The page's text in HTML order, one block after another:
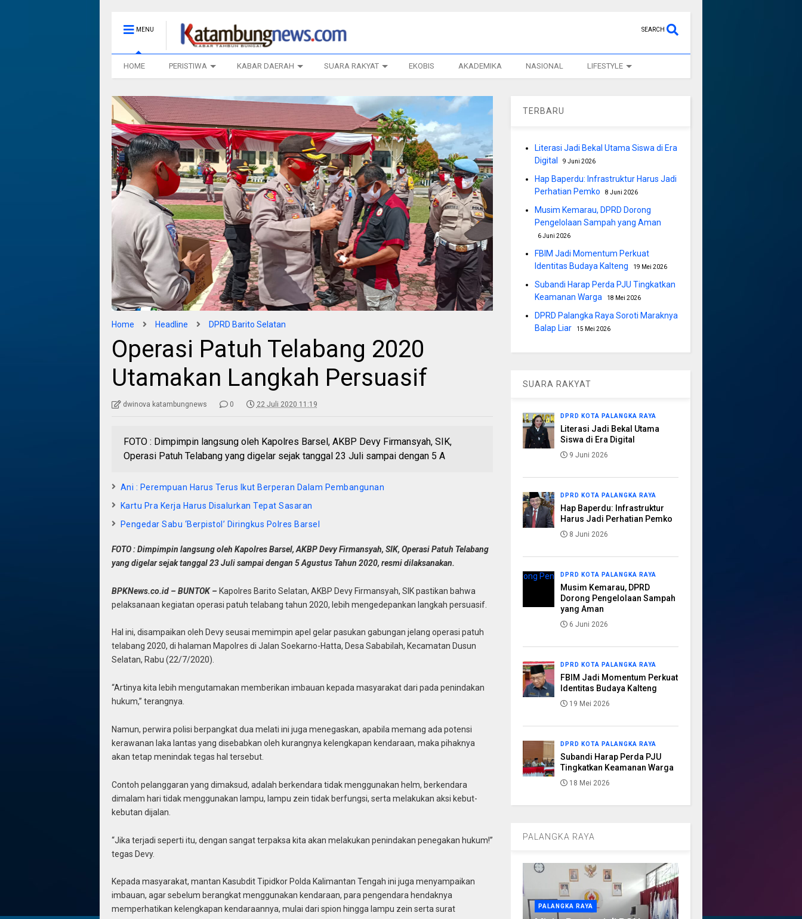
MENU SEARCH
HOME PERISTIWA KABAR DAERAH SUARA RAKYAT EKOBIS AKADEMIKA NASIONAL LIFESTYLE
Home Headline DPRD Barito Selatan
Operasi Patuh Telabang 2020
Utamakan Langkah Persuasif
dwinova katambungnews 0 22 Juli 2020 11:19
FOTO : Dimpimpin langsung oleh Kapolres Barsel, AKBP Devy Firmansyah, SIK,
Operasi Patuh Telabang yang digelar sejak tanggal 23 Juli sampai dengan 5 A
Ani : Perempuan Harus Terus Ikut Berperan Dalam Pembangunan
Kartu Pra Kerja Harus Disalurkan Tepat Sasaran
Pengedar Sabu ‘Berpistol’ Diringkus Polres Barsel
FOTO : Dimpimpin langsung oleh Kapolres Barsel, AKBP Devy Firmansyah, SIK, Operasi Patuh Telabang
yang digelar sejak tanggal 23 Juli sampai dengan 5 Agustus Tahun 2020, resmi dilaksanakan.
BPKNews.co.id – BUNTOK – Kapolres Barito Selatan, AKBP Devy Firmansyah, SIK pastikan bahwa
pelaksanaan kegiatan operasi patuh telabang tahun 2020, lebih mengedepankan langkah persuasif.
Hal ini, disampaikan oleh Devy seusai memimpin apel gelar pasukan gabungan jelang operasi patuh
telabang 2020, di halaman Mapolres di Jalan Soekarno-Hatta, Desa Sababilah, Kecamatan Dusun
Selatan, Rabu (22/7/2020).
“Artinya kita lebih mengutamakan memberikan imbauan kepada masyarakat dari pada penindakan
hukum,” terangnya.
Namun, perwira polisi berpangkat dua melati ini juga menegaskan, apabila memang ada potensi
kerawanan laka lantas yang disebabkan oleh kurangnya kelengkapan kendaraan, maka pihaknya
akan tetap menindak tegas hal tersebut.
Contoh pelanggaran yang dimaksud, adalah berkendara tidak menggunakan helm, berkendara
dimalam hari tidak menggunakan lampu, lampu zein tidak berfungsi, serta melakukan aksi kebut-
kebutan dijalan.
“Jika terjadi seperti itu, dengan sangat terpaksa kita akan melakukan penindakan penegakan hukum!”
tegas Devy.
Kepada masyarakat, mantan Kasubdit Tipidkor Polda Kalimantan Tengah ini juga menyampaikan
imbauan, agar sebelum berangkat menggunakan kendaraan, para pengendara hendaknya
memperhatikan kelengkapan kendaraannya, mulai dari spion hingga lampu zein serta surat
TERBARU
Literasi Jadi Bekal Utama Siswa di Era
Digital
9 Juni 2026
Hap Baperdu: Infrastruktur Harus Jadi
Perhatian Pemko
8 Juni 2026
Musim Kemarau, DPRD Dorong
Pengelolaan Sampah yang Aman
6 Juni 2026
FBIM Jadi Momentum Perkuat
Identitas Budaya Kalteng
19 Mei 2026
Subandi Harap Perda PJU Tingkatkan
Keamanan Warga
18 Mei 2026
DPRD Palangka Raya Soroti Maraknya
Balap Liar
15 Mei 2026
SUARA RAKYAT
DPRD KOTA PALANGKA RAYA
Literasi Jadi Bekal Utama
Siswa di Era Digital
9 Juni 2026
DPRD KOTA PALANGKA RAYA
Hap Baperdu: Infrastruktur
Harus Jadi Perhatian Pemko
8 Juni 2026
DPRD KOTA PALANGKA RAYA
Musim Kemarau, DPRD
Dorong Pengelolaan Sampah
yang Aman
6 Juni 2026
DPRD KOTA PALANGKA RAYA
FBIM Jadi Momentum Perkuat
Identitas Budaya Kalteng
19 Mei 2026
DPRD KOTA PALANGKA RAYA
Subandi Harap Perda PJU
Tingkatkan Keamanan Warga
18 Mei 2026
PALANGKA RAYA
PALANGKA RAYA